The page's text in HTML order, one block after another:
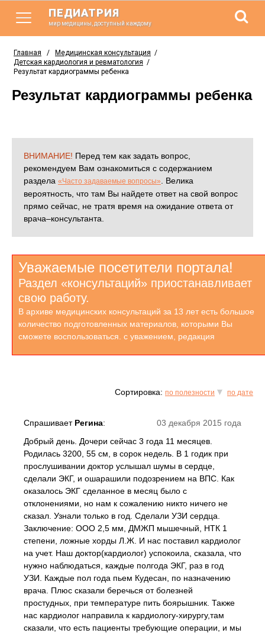
ПЕДИАТРИЯ
мир медицины, доступный каждому
Главная / Медицинская консультация /
Детская кардиология и ревматология /
Результат кардиограммы ребенка
Результат кардиограммы ребенка
ВНИМАНИЕ! Перед тем как задать вопрос,
рекомендуем Вам ознакомиться с содержанием
раздела «Часто задаваемые вопросы»
. Велика
вероятность, что там Вы найдете ответ на свой вопрос
прямо сейчас, не тратя время на ожидание ответа от
врача–консультанта.
Уважаемые посетители портала!
Раздел «консультаций» приостанавливает
свою работу.
В архиве медицинских консультаций за 13 лет есть большое
количество подготовленных материалов, которыми Вы
сможете воспользоваться. с уважением, редакция
Сортировка: по полезности по дате
03 декабря 2015 года
Спрашивает Регина:
Добрый день. Дочери сейчас 3 года 11 месяцев.
Родилась 3200, 55 см, в сорок недель. В 1 годик при
прослушивании доктор услышал шумы в сердце,
сделали ЭКГ, и ошарашили подозрением на ВПС. Как
оказалось ЭКГ сделанное в месяц было с
отклонениями, но нам к сожалению никто ничего не
сказал. Узнали только в год. Сделали УЗИ сердца.
Заключение: ООО 2,5 мм, ДМЖП мышечный, НТК 1
степени, ложные хорды Л.Ж. И нас поставил кардиолог
на учет. Наш доктор(кардиолог) успокоила, сказала, что
нужно наблюдаться, каждые полгода ЭКГ, раз в год
УЗИ. Каждые пол года пьем Кудесан, по назначению
врача. Плюс сказали беречься от болезней
простудных, при температуре пить боярышник. Также
нас кардиолог направила к кардиологу-хирургу,там
сказали, что есть пациенты требующие операции, и мы